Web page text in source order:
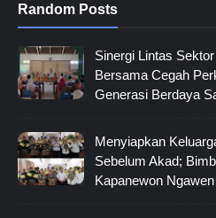
Random Posts
Sinergi Lintas
Bersama Cegah
Generasi Berdaya
Menyiapkan
Sebelum Akad;
Kapanewon Ngawen